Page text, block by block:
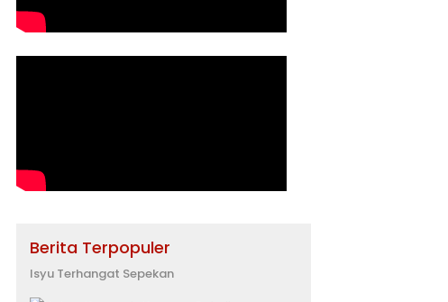
Berita Terpopuler
Isyu Terhangat Sepekan